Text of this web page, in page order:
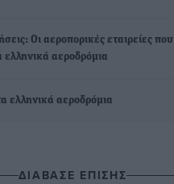
Οι αεροπορικές εταιρείες που
αεροδρόμια
ελληνικά αεροδρόμια
ΔΙΑΒΑΣΕ ΕΠΙΣΗΣ